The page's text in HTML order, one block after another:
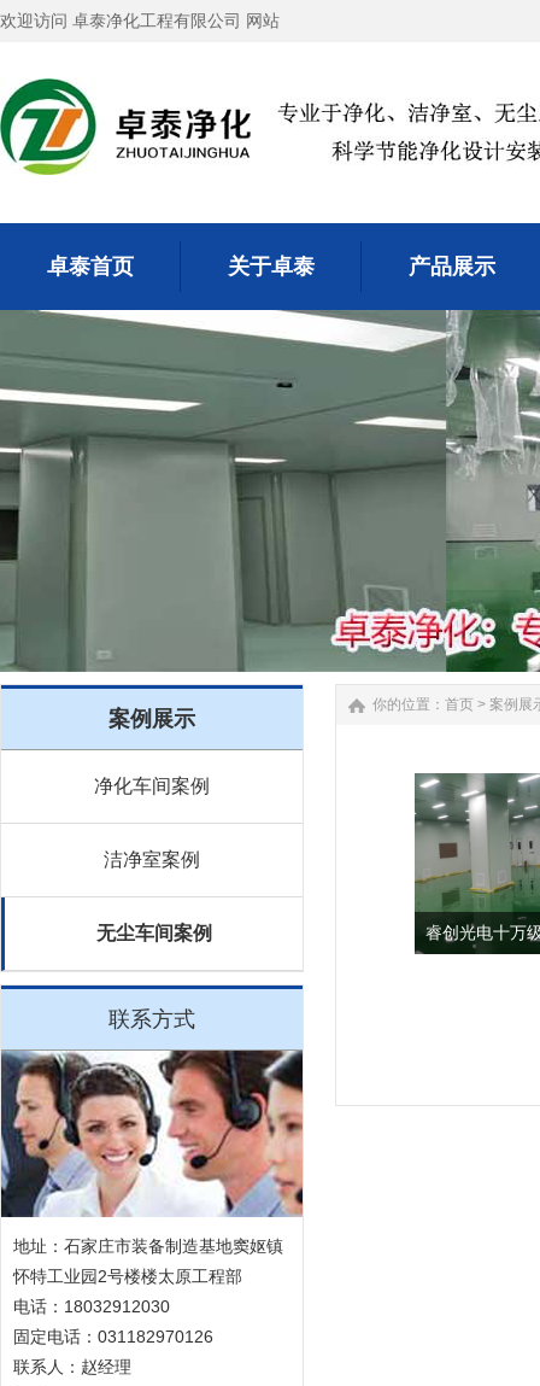
欢迎访问 卓泰净化工程有限公司 网站
卓泰首页 关于卓泰 产品展示
案例展示
净化车间案例
洁净室案例
无尘车间案例
联系方式
地址：石家庄市装备制造基地窦妪镇
怀特工业园2号楼楼太原工程部
电话：18032912030
固定电话：031182970126
联系人：赵经理
你的位置： 首页 > 案例展
睿创光电十万